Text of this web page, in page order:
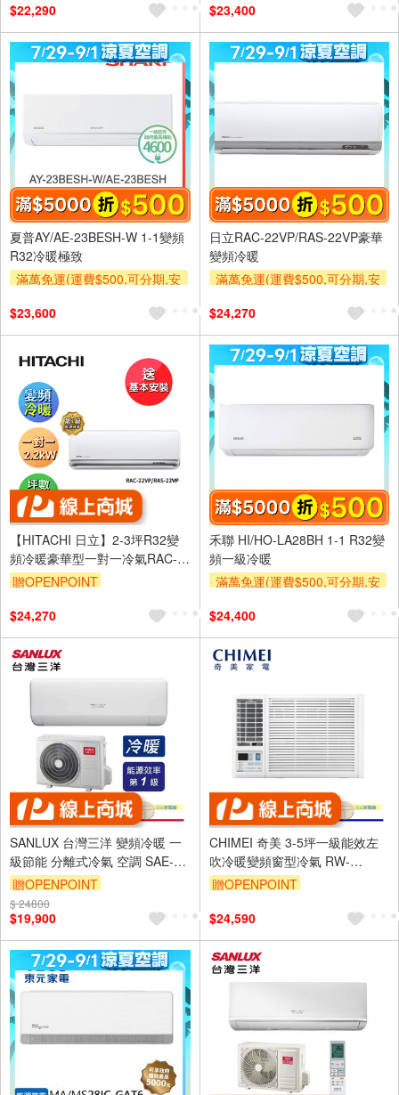
$22,290
及使用6期以上分期0利率,需付
基本安裝運費)
滿額折$500
滿額贈券
$23,400
夏普AY/AE-23BESH-W 1-1變頻
R32冷暖極致
滿萬免運(運費$500,可分期,安
及使用6期以上分期0利率,需付
基本安裝運費)
滿額折$500
$23,600
日立RAC-22VP/RAS-22VP豪華
變頻冷暖
滿萬免運(運費$500,可分期,安
及使用6期以上分期0利率,需付
基本安裝運費)
滿額折$500
滿額贈券
$24,270
【HITACHI 日立】2-3坪R32變
頻冷暖豪華型一對一冷氣RAC-
22VP/RAS-22VP
贈OPENPOINT
$24,270
禾聯 HI/HO-LA28BH 1-1 R32變
頻一級冷暖
滿萬免運(運費$500,可分期,安
及使用6期以上分期0利率,需付
基本安裝運費)
滿額折$500
$24,400
SANLUX 台灣三洋 變頻冷暖 一
級節能 分離式冷氣 空調 SAE-
V28HJ3/SAC-V28HJ3
贈OPENPOINT
$ 24800
$19,900
CHIMEI 奇美 3-5坪一級能效左
吹冷暖變頻窗型冷氣 RW-
L29HW1
贈OPENPOINT
$24,590